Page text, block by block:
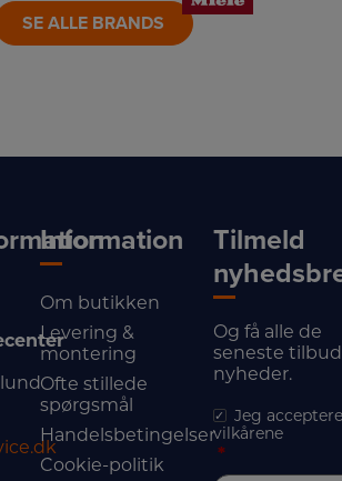
SE ALLE BRANDS
Information
Om butikken
Levering &
montering
Ofte stillede
spørgsmål
Handelsbetingelser
Cookie-politik
Tilmeld
Og få alle de
seneste
nyheder.
Jeg
vilkårene
*